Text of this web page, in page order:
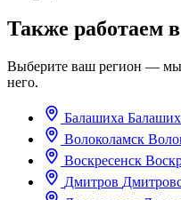
Также работаем
Выберите ваш регион —
него.
Балашиха
Волоколамск
Воскресенск
Дмитров